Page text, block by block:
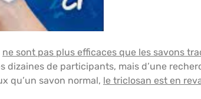
ne sont pas plus efficaces que les savons
dizaines de participants, mais d’une
qu’un savon normal, le triclosan est en